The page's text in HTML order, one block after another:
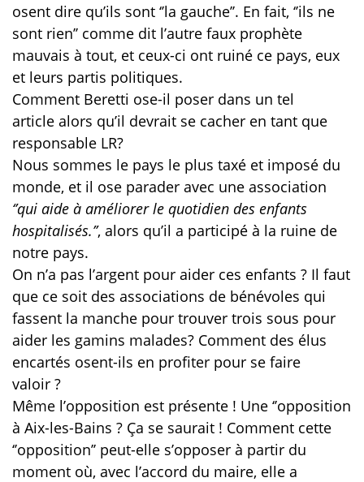
osent dire qu’ils sont ‘’la gauche’’. En fait, ‘’ils ne
sont rien’’ comme dit l’autre faux prophète
mauvais à tout, et ceux-ci ont ruiné ce pays, eux
et leurs partis politiques.
Comment Beretti ose-il poser dans un tel
article alors qu’il devrait se cacher en tant que
responsable LR?
Nous sommes le pays le plus taxé et imposé du
monde, et il ose parader avec une association
‘’qui aide à améliorer le quotidien des enfants
hospitalisés.’’, alors qu’il a participé à la ruine de
notre pays.
On n’a pas l’argent pour aider ces enfants ? Il faut
que ce soit des associations de bénévoles qui
fassent la manche pour trouver trois sous pour
aider les gamins malades? Comment des élus
encartés osent-ils en profiter pour se faire
valoir ?
Même l’opposition est présente ! Une ‘’opposition
à Aix-les-Bains ? Ça se saurait ! Comment cette
‘’opposition’’ peut-elle s’opposer à partir du
moment où, avec l’accord du maire, elle a